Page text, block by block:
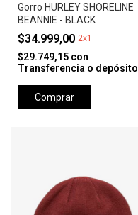
Gorro HURLEY SHORELINE
BEANNIE - BLACK
$34.999,00 2x1
$29.749,15 con
Transferencia o depósito
Comprar